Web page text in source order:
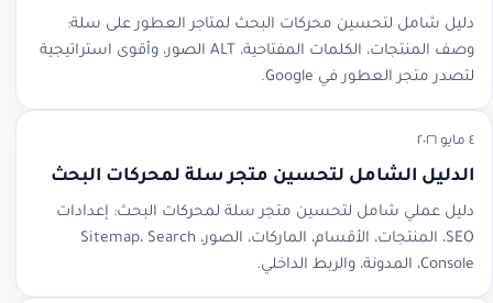
دليل شامل لتحسين محركات البحث لمتاجر العطور على سلة:
وصف المنتجات، الكلمات المفتاحية، ALT الصور، وأقوى استراتيجية
لتصدر متجر العطور في Google.
٤ مايو ٢٠٢٦
الدليل الشامل لتحسين متجر سلة لمحركات البحث
دليل عملي شامل لتحسين متجر سلة لمحركات البحث: إعدادات
SEO، المنتجات، الأقسام، الماركات، الصور، Sitemap، Search
Console، المدونة، والربط الداخلي.